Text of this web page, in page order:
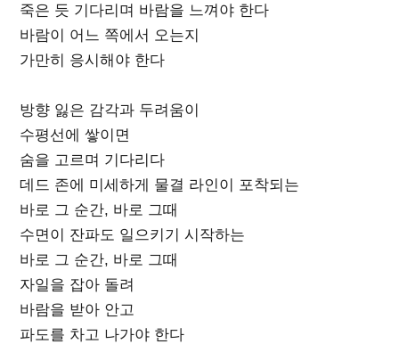
죽은 듯 기다리며 바람을 느껴야 한다
바람이 어느 쪽에서 오는지
가만히 응시해야 한다
방향 잃은 감각과 두려움이
수평선에 쌓이면
숨을 고르며 기다리다
데드 존에 미세하게 물결 라인이 포착되는
바로 그 순간, 바로 그때
수면이 잔파도 일으키기 시작하는
바로 그 순간, 바로 그때
자일을 잡아 돌려
바람을 받아 안고
파도를 차고 나가야 한다